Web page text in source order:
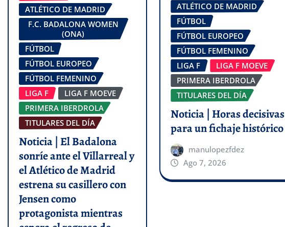
ATLÉTICO DE MADRID
F.C. BADALONA WOMEN
(ONA)
FÚTBOL
FÚTBOL EUROPEO
FÚTBOL FEMENINO
LIGA F
LIGA F MOEVE
PRIMERA IBERDROLA
TITULARES DEL DÍA
Noticia | El Badalona
sonríe ante el Villarreal y
el Atlético de Madrid
estrena su casillero con
Jensen como
protagonista mientras
ATLÉTICO DE MADRID
FÚTBOL
FÚTBOL EUROPEO
FÚTBOL FEMENINO
LIGA F
LIGA F MOEVE
PRIMERA IBERDROLA
TITULARES DEL DÍA
Noticia | Horas decisivas
para un fichaje histórico
manulopezfdez
Ago 7, 2026